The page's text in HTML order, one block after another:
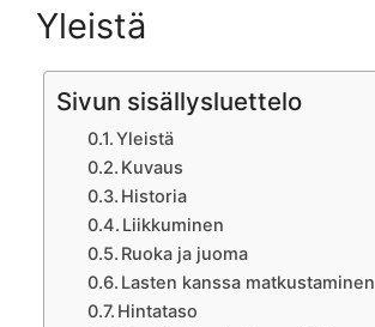
Yleistä
Sivun sisällysluettelo
Yleistä
Kuvaus
Historia
Liikkuminen
Ruoka ja juoma
Lasten kanssa matkustaminen
Hintataso